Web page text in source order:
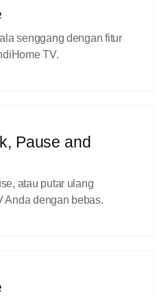
senggang dengan fitur
TV.
Pause and
atau putar ulang
Anda dengan bebas.